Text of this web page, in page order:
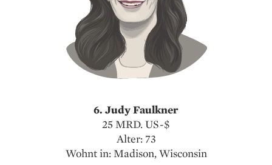
6. Judy Faulkner
25 MRD. US-$
Alter: 73
Wohnt in: Madison, Wisconsin